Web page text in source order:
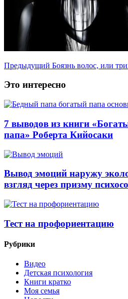
Предыдущий Боязнь волос, или
Это интересно
7 выводов из книги
папа» Роберта Кийосаки
Вывод эмоций наружу
взгляд через призму
Тест на профориентацию
Рубрики
Видео
Детская психология
Книги кратко
Моя семья